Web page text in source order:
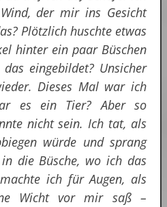
der mir ins Gesicht
Plötzlich huschte etwas
hinter ein paar Büschen
eingebildet? Unsicher
Dieses Mal war ich
es ein Tier? Aber so
nicht sein. Ich tat, als
würde und sprang
die Büsche, wo ich das
ich für Augen, als
Wicht vor mir saß –